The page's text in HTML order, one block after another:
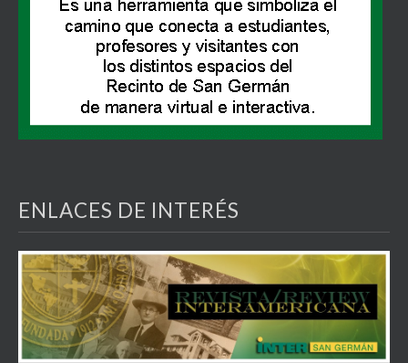
ENLACES DE INTERÉS